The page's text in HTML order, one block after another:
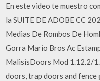
En este video te muestro
la SUITE DE ADOBE CC
Medias De Rombos De
Gorra Mario Bros Ac
MalisisDoors Mod 1.12.2/
doors, trap doors and